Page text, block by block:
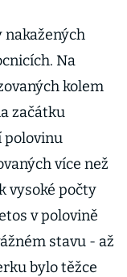
Na
kolem
začátku
polovinu
více než
vysoké počty
v polovině
stavu - až
bylo těžce